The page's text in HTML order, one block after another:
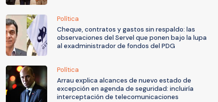
Política
Cheque, contratos y gastos sin respaldo: las
observaciones del Servel que ponen bajo la lupa
al exadministrador de fondos del PDG
Política
Arrau explica alcances de nuevo estado de
excepción en agenda de seguridad: incluiría
interceptación de telecomunicaciones